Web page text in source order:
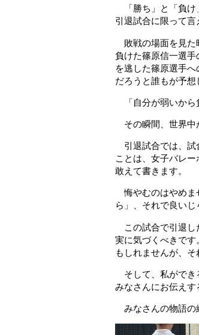
「勝ち」と「負け
引退試合に限って言
敗戦の場面を見た
負けた篠原信一選
を逃した篠原選手へ
だろうと誰もが予想
「自分が弱いから
その瞬間、世界中
引退試合では、試
ことは、女子バレ
敢えて書きます。
悔やむのはやめま
ら」、それで良いじ
この試合で引退し
実に気づくべきで
もしれませんが、そ
そして、私ができ
みなさんにお伝えす
みなさんの物語の